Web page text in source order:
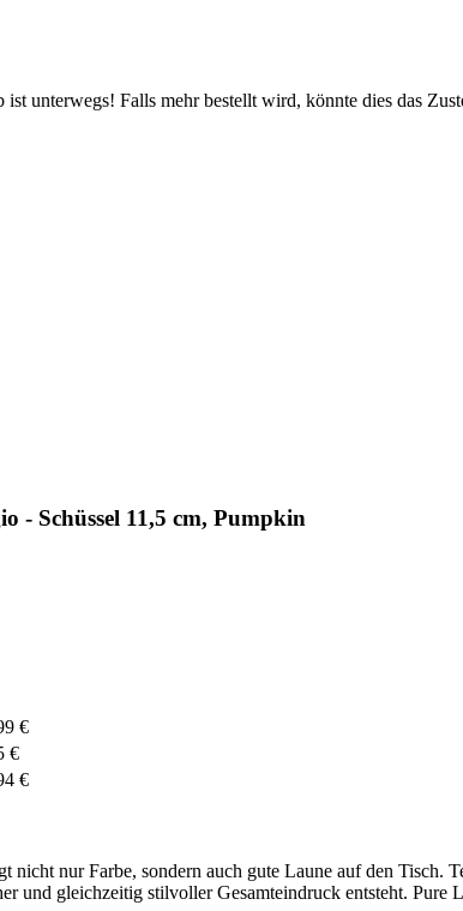
unterwegs! Falls mehr bestellt wird, könnte dies das
- Schüssel 11,5 cm, Pumpkin
€
€
€
nur Farbe, sondern auch gute Laune auf den Tisch.
und gleichzeitig stilvoller Gesamteindruck entsteht. Pure